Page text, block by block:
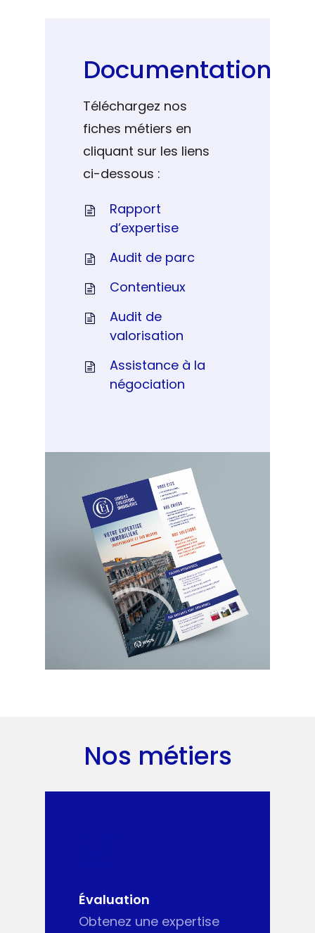
Documentation
Téléchargez nos
fiches métiers en
cliquant sur les liens
ci-dessous :
Rapport
d’expertise
Audit de parc
Contentieux
Audit de
valorisation
Assistance à la
négociation
Nos métiers
Évaluation
Obtenez une expertise